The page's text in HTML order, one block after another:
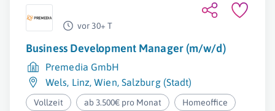
vor 30+ T
Business Development Manager (m/w/d)
Premedia GmbH
Wels, Linz,Wien, Salzburg (Stadt)
Vollzeit ab 3.500€ pro Monat Homeoffice